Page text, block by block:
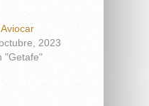
Aviocar
2023
"Getafe"